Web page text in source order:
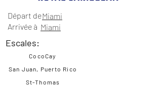
Départ de
Arrivée à
Miami
Miami
Escales:
CocoCay
San Juan, Puerto Rico
St-Thomas